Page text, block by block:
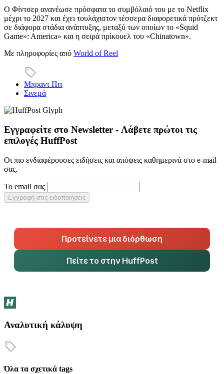
Ο Φίντσερ ανανέωσε πρόσφατα το συμβόλαιό του με το Netflix
μέχρι το 2027 και έχει τουλάχιστον τέσσερα διαφορετικά πρότζεκτ
σε διάφορα στάδια ανάπτυξης, μεταξύ των οποίων το «Squid
Game»: America» και η σειρά πρίκουελ του «Chinatown».
Με πληροφορίες από World of Reel
Μπραντ Πιτ
Σινεμά
Εγγραφείτε στο Newsletter - Λάβετε πρώτοι τις
επιλογές HuffPost
Οι πιο ενδιαφέρουσες ειδήσεις και απόψεις καθημερινά στο e-mail
σας.
Το email σας
Εγγραφή στις ειδοποιήσεις
Προτείνετε μια διόρθωση
Πείτε το στην HuffPost
Αναλυτική κάλυψη
Όλα τα σχετικά tags